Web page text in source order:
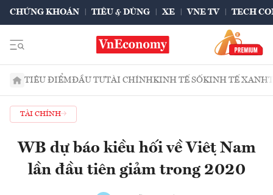
CHỨNG KHOÁN TIÊU & DÙNG XE VNE TV TECH
TIÊU ĐIỂMĐẦU TƯTÀI CHÍNHKINH TẾ SỐKINH TẾ XANH
TÀI CHÍNH
WB dự báo kiều hối về Việt Nam
lần đầu tiên giảm trong 2020